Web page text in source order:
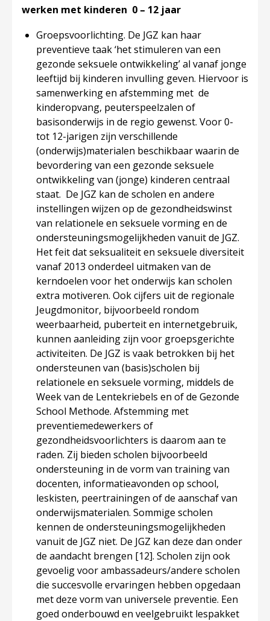
werken met kinderen 0 – 12 jaar
Groepsvoorlichting. De JGZ kan haar
preventieve taak ‘het stimuleren van een
gezonde seksuele ontwikkeling’ al vanaf jonge
leeftijd bij kinderen invulling geven. Hiervoor is
samenwerking en afstemming met de
kinderopvang, peuterspeelzalen of
basisonderwijs in de regio gewenst. Voor 0-
tot 12-jarigen zijn verschillende
(onderwijs)materialen beschikbaar waarin de
bevordering van een gezonde seksuele
ontwikkeling van (jonge) kinderen centraal
staat. De JGZ kan de scholen en andere
instellingen wijzen op de gezondheidswinst
van relationele en seksuele vorming en de
ondersteuningsmogelijkheden vanuit de JGZ.
Het feit dat seksualiteit en seksuele diversiteit
vanaf 2013 onderdeel uitmaken van de
kerndoelen voor het onderwijs kan scholen
extra motiveren. Ook cijfers uit de regionale
Jeugdmonitor, bijvoorbeeld rondom
weerbaarheid, puberteit en internetgebruik,
kunnen aanleiding zijn voor groepsgerichte
activiteiten. De JGZ is vaak betrokken bij het
ondersteunen van (basis)scholen bij
relationele en seksuele vorming, middels de
Week van de Lentekriebels en of de Gezonde
School Methode. Afstemming met
preventiemedewerkers of
gezondheidsvoorlichters is daarom aan te
raden. Zij bieden scholen bijvoorbeeld
ondersteuning in de vorm van training van
docenten, informatieavonden op school,
leskisten, peertrainingen of de aanschaf van
onderwijsmaterialen. Sommige scholen
kennen de ondersteuningsmogelijkheden
vanuit de JGZ niet. De JGZ kan deze dan onder
de aandacht brengen [12]. Scholen zijn ook
gevoelig voor ambassadeurs/andere scholen
die succesvolle ervaringen hebben opgedaan
met deze vorm van universele preventie. Een
goed onderbouwd en veelgebruikt lespakket